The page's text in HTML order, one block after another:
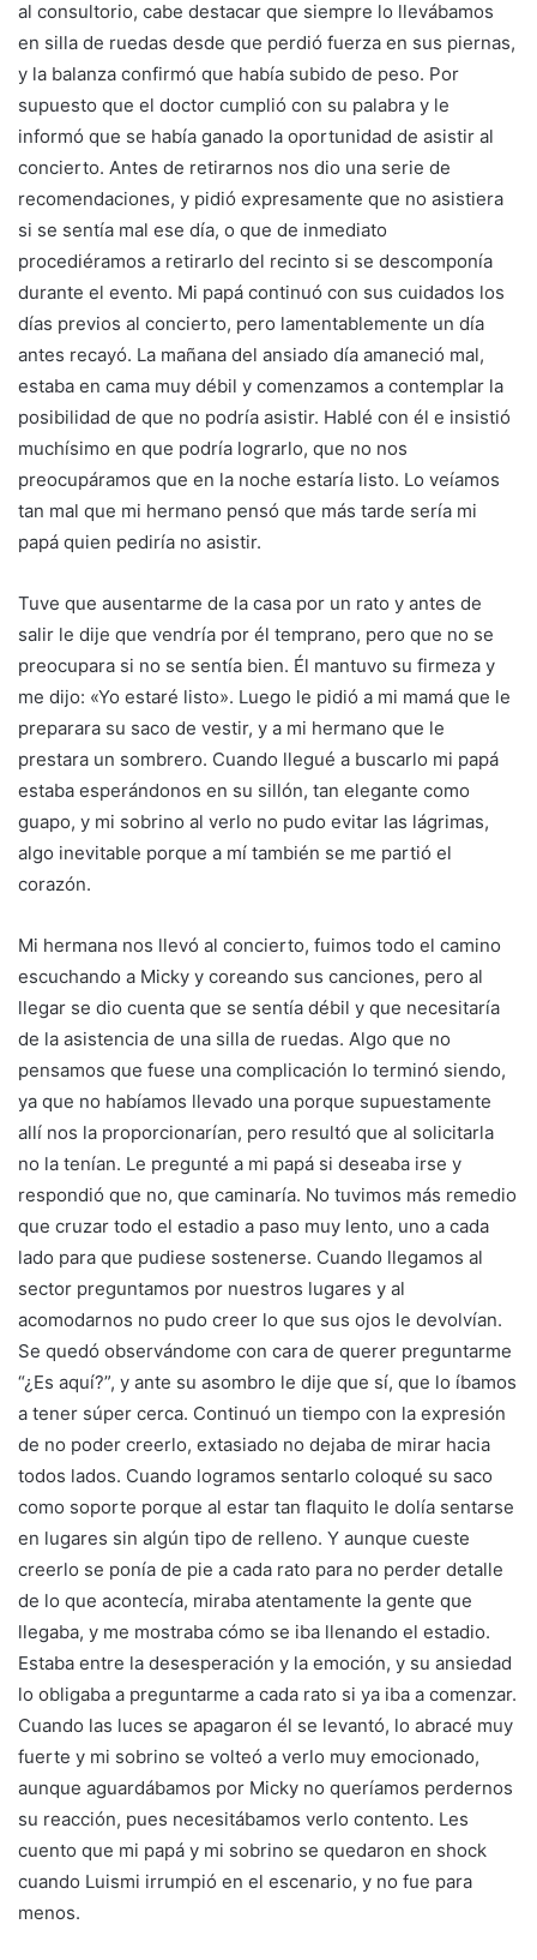
al consultorio, cabe destacar que siempre lo llevábamos
en silla de ruedas desde que perdió fuerza en sus piernas,
y la balanza confirmó que había subido de peso. Por
supuesto que el doctor cumplió con su palabra y le
informó que se había ganado la oportunidad de asistir al
concierto. Antes de retirarnos nos dio una serie de
recomendaciones, y pidió expresamente que no asistiera
si se sentía mal ese día, o que de inmediato
procediéramos a retirarlo del recinto si se descomponía
durante el evento. Mi papá continuó con sus cuidados los
días previos al concierto, pero lamentablemente un día
antes recayó. La mañana del ansiado día amaneció mal,
estaba en cama muy débil y comenzamos a contemplar la
posibilidad de que no podría asistir. Hablé con él e insistió
muchísimo en que podría lograrlo, que no nos
preocupáramos que en la noche estaría listo. Lo veíamos
tan mal que mi hermano pensó que más tarde sería mi
papá quien pediría no asistir.
Tuve que ausentarme de la casa por un rato y antes de
salir le dije que vendría por él temprano, pero que no se
preocupara si no se sentía bien. Él mantuvo su firmeza y
me dijo: «Yo estaré listo». Luego le pidió a mi mamá que le
preparara su saco de vestir, y a mi hermano que le
prestara un sombrero. Cuando llegué a buscarlo mi papá
estaba esperándonos en su sillón, tan elegante como
guapo, y mi sobrino al verlo no pudo evitar las lágrimas,
algo inevitable porque a mí también se me partió el
corazón.
Mi hermana nos llevó al concierto, fuimos todo el camino
escuchando a Micky y coreando sus canciones, pero al
llegar se dio cuenta que se sentía débil y que necesitaría
de la asistencia de una silla de ruedas. Algo que no
pensamos que fuese una complicación lo terminó siendo,
ya que no habíamos llevado una porque supuestamente
allí nos la proporcionarían, pero resultó que al solicitarla
no la tenían. Le pregunté a mi papá si deseaba irse y
respondió que no, que caminaría. No tuvimos más remedio
que cruzar todo el estadio a paso muy lento, uno a cada
lado para que pudiese sostenerse. Cuando llegamos al
sector preguntamos por nuestros lugares y al
acomodarnos no pudo creer lo que sus ojos le devolvían.
Se quedó observándome con cara de querer preguntarme
“¿Es aquí?”, y ante su asombro le dije que sí, que lo íbamos
a tener súper cerca. Continuó un tiempo con la expresión
de no poder creerlo, extasiado no dejaba de mirar hacia
todos lados. Cuando logramos sentarlo coloqué su saco
como soporte porque al estar tan flaquito le dolía sentarse
en lugares sin algún tipo de relleno. Y aunque cueste
creerlo se ponía de pie a cada rato para no perder detalle
de lo que acontecía, miraba atentamente la gente que
llegaba, y me mostraba cómo se iba llenando el estadio.
Estaba entre la desesperación y la emoción, y su ansiedad
lo obligaba a preguntarme a cada rato si ya iba a comenzar.
Cuando las luces se apagaron él se levantó, lo abracé muy
fuerte y mi sobrino se volteó a verlo muy emocionado,
aunque aguardábamos por Micky no queríamos perdernos
su reacción, pues necesitábamos verlo contento. Les
cuento que mi papá y mi sobrino se quedaron en shock
cuando Luismi irrumpió en el escenario, y no fue para
menos.